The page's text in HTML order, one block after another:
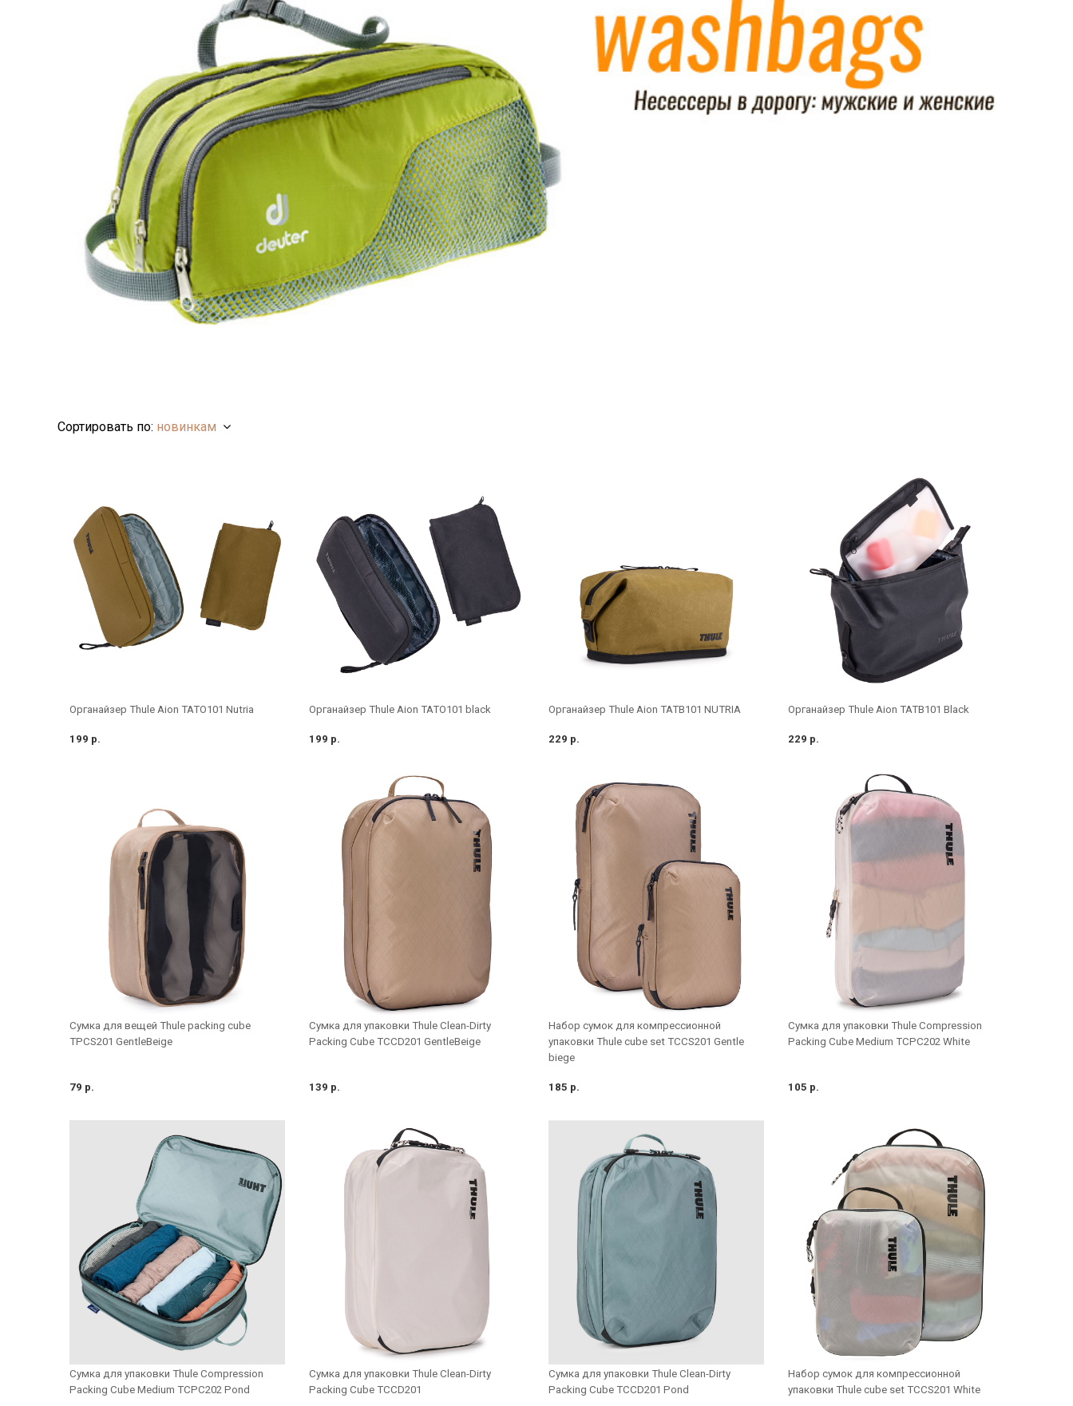
Сортировать по: новинкам
Органайзер Thule Aion TATO101 Nutria
199 р.
Органайзер Thule Aion TATO101 black
199 р.
Органайзер Thule Aion TATB101 NUTRIA
229 р.
Органайзер Thule Aion TATB101 Black
229 р.
Сумка для вещей Thule packing cube
TPCS201 GentleBeige
79 р.
Сумка для упаковки Thule Clean-Dirty
Packing Cube TCCD201 GentleBeige
139 р.
Набор сумок для компрессионной
упаковки Thule cube set TCCS201 Gentle
biege
185 р.
Cумка для упаковки Thule Compression
Packing Cube Medium TCPC202 White
105 р.
Cумка для упаковки Thule Compression
Packing Cube Medium TCPC202 Pond
Сумка для упаковки Thule Clean-Dirty
Packing Cube TCCD201
Сумка для упаковки Thule Clean-Dirty
Packing Cube TCCD201 Pond
Набор сумок для компрессионной
упаковки Thule cube set TCCS201 White